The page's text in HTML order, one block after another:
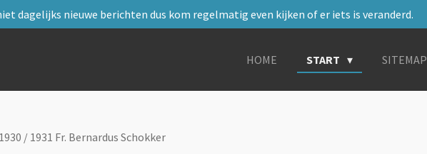
dagelijks nieuwe berichten dus kom regelmatig even kijken of er iets is veranderd.
HOME START SITEMAP
1930 / 1931 Fr. Bernardus Schokker